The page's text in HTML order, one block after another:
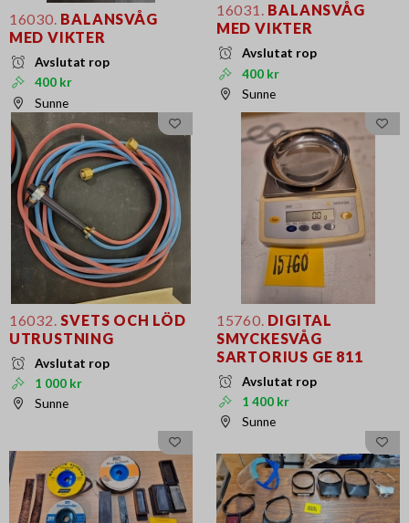
16030. BALANSVÅG
MED VIKTER
Avslutat rop
400 kr
Sunne
16031. BALANSVÅG
MED VIKTER
Avslutat rop
400 kr
Sunne
16032. SVETS OCH LÖD
UTRUSTNING
Avslutat rop
1 000 kr
Sunne
15760. DIGITAL
SMYCKESVÅG
SARTORIUS GE 811
Avslutat rop
1 400 kr
Sunne